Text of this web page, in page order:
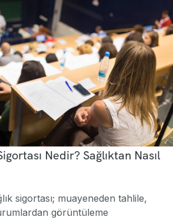
Nedir? Sağlıktan Nasıl
sigortası; muayeneden tahlile,
görüntüleme